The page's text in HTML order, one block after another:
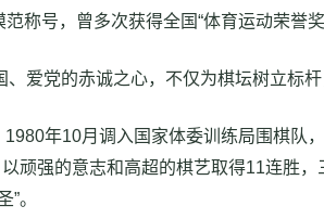
称号，曾多次获得全国“体育运动荣誉奖
爱党的赤诚之心，不仅为棋坛树立标
年10月调入国家体委训练局围棋队
顽强的意志和高超的棋艺取得11连胜
。